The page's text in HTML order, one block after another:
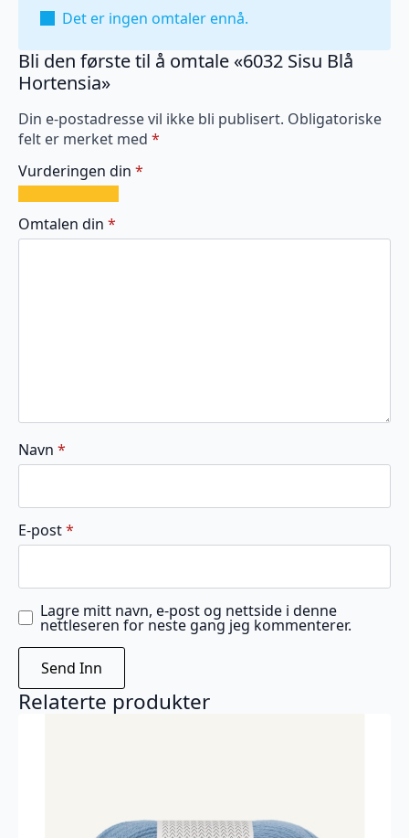
Det er ingen omtaler ennå.
Bli den første til å omtale «6032 Sisu Blå
Hortensia»
Din e-postadresse vil ikke bli publisert. Obligatoriske
felt er merket med *
Vurderingen din *
av
5
av
5
av
5
av
5
av
5
Omtalen din *
Navn *
E-post*
Lagre mitt navn, e-post og nettside i denne
nettleseren for neste gang jeg kommenterer.
Relaterte produkter